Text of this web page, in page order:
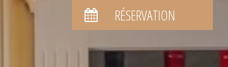
RÉSERVATION